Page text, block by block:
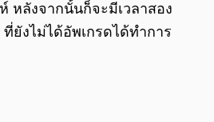
หลังจากนั้นก็จะมีเวลาสอง
ที่ยังไม่ได้อัพเกรดได้ทำการ